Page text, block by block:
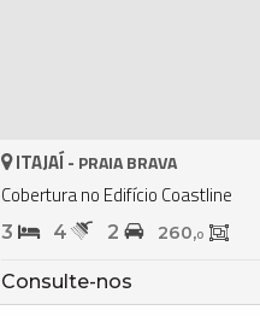
ITAJAÍ - PRAIA BRAVA
Cobertura no Edifício Coastline
3 4 2 260,0
Consulte-nos